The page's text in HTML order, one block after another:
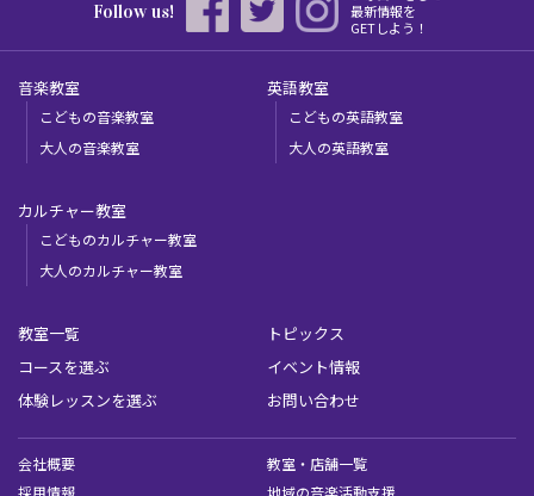
Follow us!
最新情報を
GETしよう！
音楽教室
こどもの音楽教室
大人の音楽教室
英語教室
こどもの英語教室
大人の英語教室
カルチャー教室
こどものカルチャー教室
大人のカルチャー教室
教室一覧
コースを選ぶ
体験レッスンを選ぶ
トピックス
イベント情報
お問い合わせ
会社概要
教室・店舗一覧